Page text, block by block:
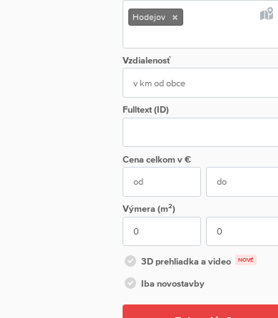
Hodejov
Vzdialenosť
Fulltext (ID)
Cena celkom v €
Výmera (m2)
3D prehliadka a video NOVÉ
Iba novostavby